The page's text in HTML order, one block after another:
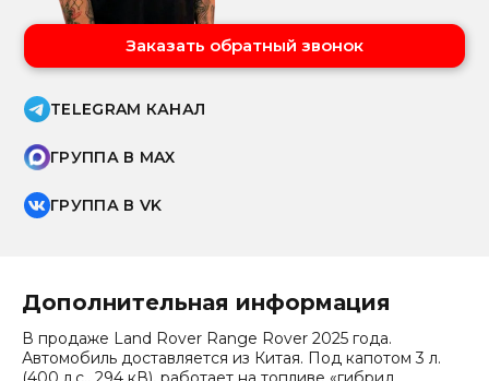
Заказать обратный звонок
TELEGRAM КАНАЛ
ГРУППА В MAX
ГРУППА В VK
Дополнительная информация
В продаже Land Rover Range Rover 2025 года.
Автомобиль доставляется из Китая. Под капотом 3 л.